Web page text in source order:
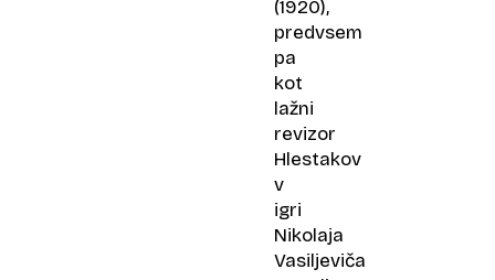
(1920),
predvsem
pa
kot
lažni
revizor
Hlestakov
v
igri
Nikolaja
Vasiljeviča